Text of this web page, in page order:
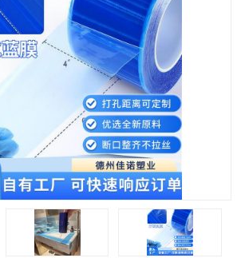
透明保护膜
乳白保护膜
纯黑保护膜
彩钢板保护膜
两边上胶保护膜
铝板保护膜
一次性隔离膜